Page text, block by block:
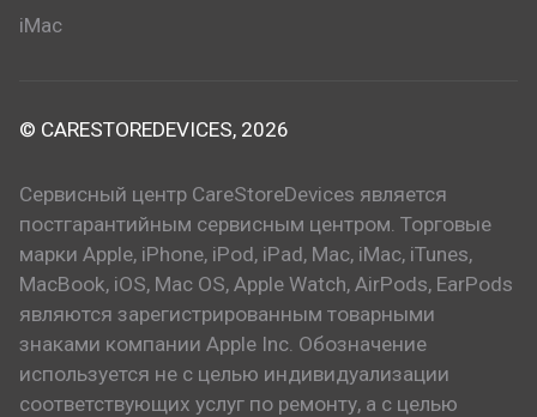
iMac
© CARESTOREDEVICES, 2026
Сервисный центр CareStoreDevices является
постгарантийным сервисным центром. Торговые
марки Apple, iPhone, iPod, iPad, Mac, iMac, iTunes,
MacBook, iOS, Mac OS, Apple Watch, AirPods, EarPods
являются зарегистрированным товарными
знаками компании Apple Inc. Обозначение
используется не с целью индивидуализации
соответствующих услуг по ремонту, а с целью